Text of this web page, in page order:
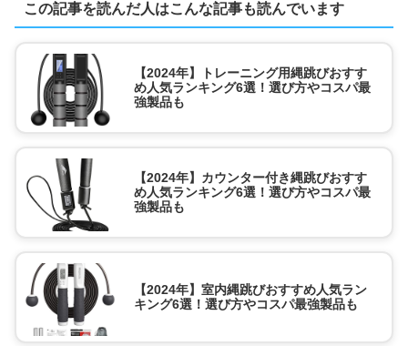
この記事を読んだ人はこんな記事も読んでいます
【2024年】トレーニング用縄跳びおすす
め人気ランキング6選！選び方やコスパ最
強製品も
【2024年】カウンター付き縄跳びおすす
め人気ランキング6選！選び方やコスパ最
強製品も
【2024年】室内縄跳びおすすめ人気ラン
キング6選！選び方やコスパ最強製品も